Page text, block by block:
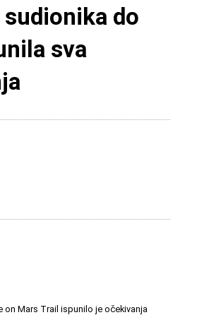
do
sva
on Mars Trail ispunilo je očekivanja